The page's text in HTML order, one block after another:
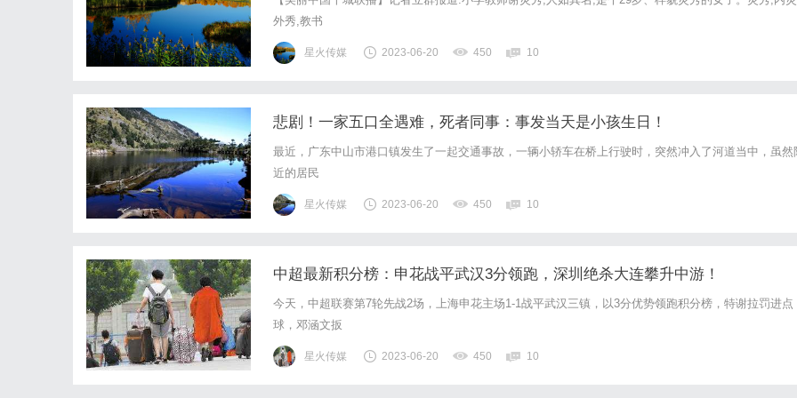
外秀,教书
星火传媒 2023-06-20 450 10
悲剧！一家五口全遇难，死者同事：事发当天是小孩生日！
最近，广东中山市港口镇发生了一起交通事故，一辆小轿车在桥上行驶时，突然冲入了河道当中，虽然
近的居民
星火传媒 2023-06-20 450 10
中超最新积分榜：申花战平武汉3分领跑，深圳绝杀大连攀升中游！
今天，中超联赛第7轮先战2场，上海申花主场1-1战平武汉三镇，以3分优势领跑积分榜，特谢拉罚进点
球，邓涵文扳
星火传媒 2023-06-20 450 10